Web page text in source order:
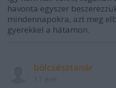
havonta egyszer
mindennapokra, azt meg
gyerekkel a hátamon.
bölcsésztanár